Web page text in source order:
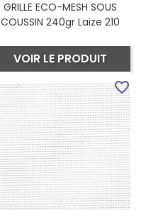
GRILLE ECO-MESH SOUS
COUSSIN 240gr Laize 210
VOIR LE PRODUIT
favorite_border